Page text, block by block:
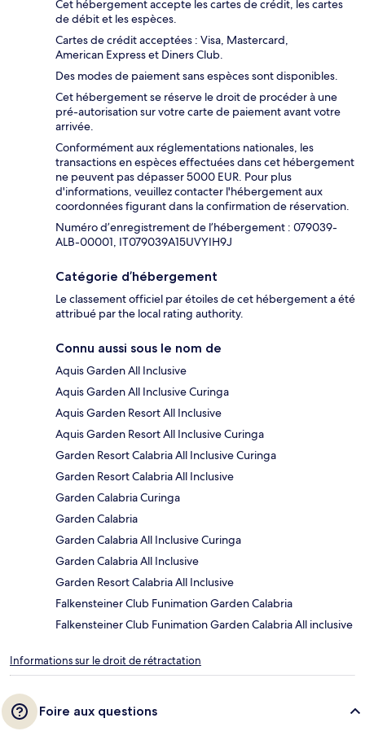
Cet hébergement accepte les cartes de crédit, les cartes
de débit et les espèces.
Cartes de crédit acceptées : Visa, Mastercard,
American Express et Diners Club.
Des modes de paiement sans espèces sont disponibles.
Cet hébergement se réserve le droit de procéder à une
pré-autorisation sur votre carte de paiement avant votre
arrivée.
Conformément aux réglementations nationales, les
transactions en espèces effectuées dans cet hébergement
ne peuvent pas dépasser 5000 EUR. Pour plus
d'informations, veuillez contacter l'hébergement aux
coordonnées figurant dans la confirmation de réservation.
Numéro d’enregistrement de l’hébergement : 079039-
ALB-00001, IT079039A15UVYIH9J
Catégorie d’hébergement
Le classement officiel par étoiles de cet hébergement a été
attribué par the local rating authority.
Connu aussi sous le nom de
Aquis Garden All Inclusive
Aquis Garden All Inclusive Curinga
Aquis Garden Resort All Inclusive
Aquis Garden Resort All Inclusive Curinga
Garden Resort Calabria All Inclusive Curinga
Garden Resort Calabria All Inclusive
Garden Calabria Curinga
Garden Calabria
Garden Calabria All Inclusive Curinga
Garden Calabria All Inclusive
Garden Resort Calabria All Inclusive
Falkensteiner Club Funimation Garden Calabria
Falkensteiner Club Funimation Garden Calabria All inclusive
Informations sur le droit de rétractation
Foire aux questions